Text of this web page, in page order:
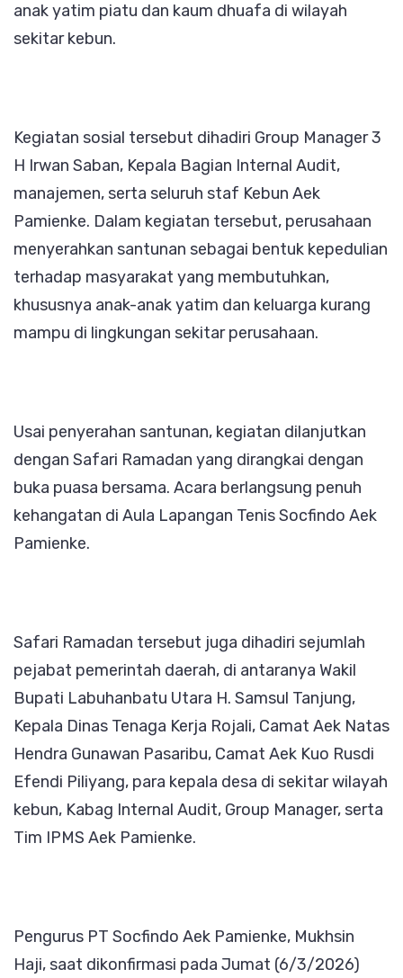
anak yatim piatu dan kaum dhuafa di wilayah
sekitar kebun.
Kegiatan sosial tersebut dihadiri Group Manager 3
H Irwan Saban, Kepala Bagian Internal Audit,
manajemen, serta seluruh staf Kebun Aek
Pamienke. Dalam kegiatan tersebut, perusahaan
menyerahkan santunan sebagai bentuk kepedulian
terhadap masyarakat yang membutuhkan,
khususnya anak-anak yatim dan keluarga kurang
mampu di lingkungan sekitar perusahaan.
Usai penyerahan santunan, kegiatan dilanjutkan
dengan Safari Ramadan yang dirangkai dengan
buka puasa bersama. Acara berlangsung penuh
kehangatan di Aula Lapangan Tenis Socfindo Aek
Pamienke.
Safari Ramadan tersebut juga dihadiri sejumlah
pejabat pemerintah daerah, di antaranya Wakil
Bupati Labuhanbatu Utara H. Samsul Tanjung,
Kepala Dinas Tenaga Kerja Rojali, Camat Aek Natas
Hendra Gunawan Pasaribu, Camat Aek Kuo Rusdi
Efendi Piliyang, para kepala desa di sekitar wilayah
kebun, Kabag Internal Audit, Group Manager, serta
Tim IPMS Aek Pamienke.
Pengurus PT Socfindo Aek Pamienke, Mukhsin
Haji, saat dikonfirmasi pada Jumat (6/3/2026)